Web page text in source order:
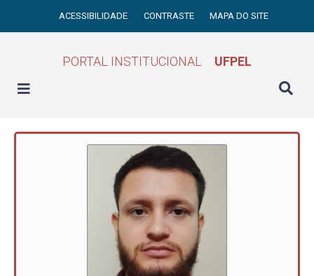
ACESSIBILIDADE CONTRASTE MAPA DO SITE
PORTAL INSTITUCIONAL UFPEL